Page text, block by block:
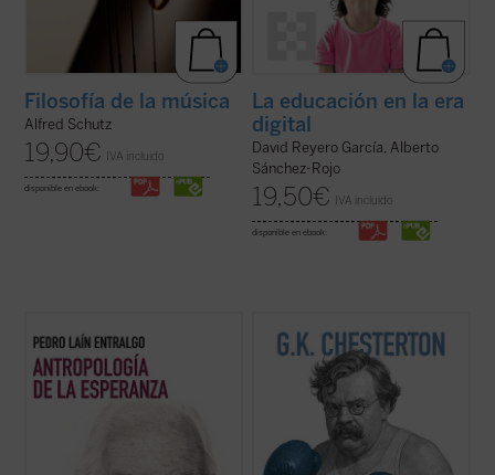
Filosofía de la música
Alfred Schutz
19,90€ IVA incluido
disponible en ebook:
La educación en la era
digital
David Reyero García, Alberto
Sánchez-Rojo
19,50€ IVA incluido
disponible en ebook:
de los motores fundamentales del ser
humano: la esperanza. A través de un
análisis profundo y accesible, el autor
explora cómo este concepto ha guiado
nuestra historia, desde sus raíces más ...
inéditos más provocadores, sus polémicas
más controvertidas y sus debates más
agudos, Chesterton desafía a los
escépticos con su estilo único, cargado de
paradojas y giros ingeniosos. Con humor, ...